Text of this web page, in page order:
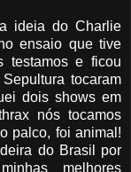
ideia do Charlie
ensaio que tive
testamos e ficou
tocaram
dois shows em
nós tocamos
palco, foi animal!
do Brasil por
melhores